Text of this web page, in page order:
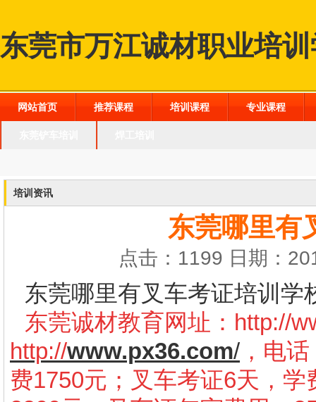
东莞市万江诚材职业培
网站首页 推荐课程 培训课程 专业课程
培训资讯
东莞哪里有
点击：1199 日期：
东莞哪里有叉车考证培训学
东莞诚材教育网址： http://
http://www.px36.com/ ，电
费1750元；叉车考证6天，